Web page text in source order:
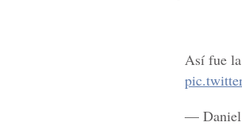
Así fue
— Daniel